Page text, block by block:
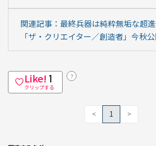
関連記事：最終兵器は純粋無垢な超
「ザ・クリエイター／創造者」今秋
Like! 1
クリップする
？
< 1 >